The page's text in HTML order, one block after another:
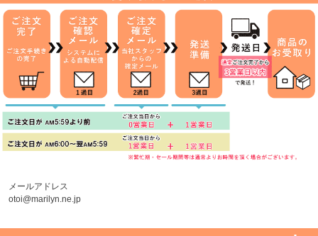
メールアドレス
otoi@marilyn.ne.jp